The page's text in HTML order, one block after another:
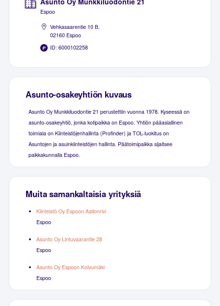
Espoo
Vehkasaarentie 10 B,
02160 Espoo
ID: 6000102258
Asunto-osakeyhtiön kuvaus
Asunto Oy Munkkiluodontie 21 perustettiin vuonna 1978. Kyseessä on
asunto-osakeyhtiö, jonka kotipaikka on Espoo. Yhtiön pääasiallinen
toimiala on Kiinteistöjenhallinta (Profinder) ja TOL-luokitus on
Asuntojen ja asuinkiinteistöjen hallinta. Päätoimipaikka sijaitsee
paikkakunnalla Espoo.
Muita samankaltaisia yrityksiä
Kiinteistö Oy Espoon Aallonrivi
Espoo
Asunto Oy Lintuvaarantie 28
Espoo
Asunto Oy Espoon Koivumäki
Espoo